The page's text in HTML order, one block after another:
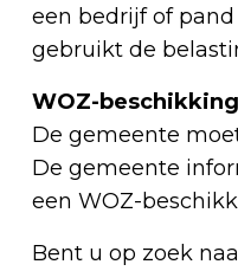
een bedrijf of
gebruikt de
WOZ-
De gemeente
De gemeente
een WOZ-
Bent u op zoek